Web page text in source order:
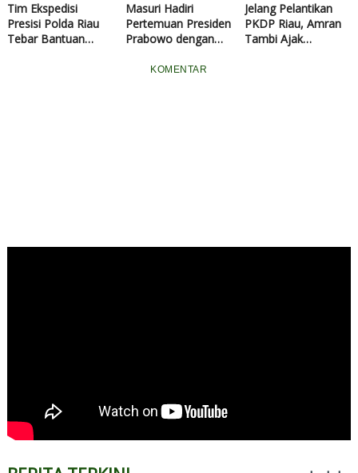
Tim Ekspedisi
Presisi Polda Riau
Tebar Bantuan
Masuri Hadiri
Pertemuan Presiden
Prabowo dengan
KADIN Indonesia
Jelang Pelantikan
PKDP Riau, Amran
Tambi Ajak
KOMENTAR